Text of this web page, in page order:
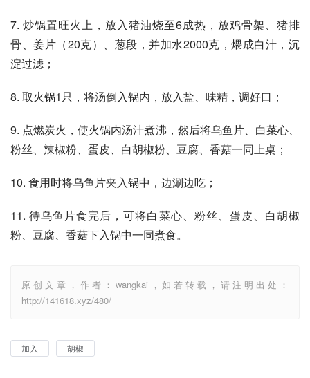
7. 炒锅置旺火上，放入猪油烧至6成热，放鸡骨架、猪排
骨、姜片（20克）、葱段，并加水2000克，煨成白汁，沉
淀过滤；
8. 取火锅1只，将汤倒入锅内，放入盐、味精，调好口；
9. 点燃炭火，使火锅内汤汁煮沸，然后将乌鱼片、白菜心、
粉丝、辣椒粉、蛋皮、白胡椒粉、豆腐、香菇一同上桌；
10. 食用时将乌鱼片夹入锅中，边涮边吃；
11. 待乌鱼片食完后，可将白菜心、粉丝、蛋皮、白胡椒
粉、豆腐、香菇下入锅中一同煮食。
原创文章，作者：wangkai，如若转载，请注明出处：
http://141618.xyz/480/
加入 胡椒